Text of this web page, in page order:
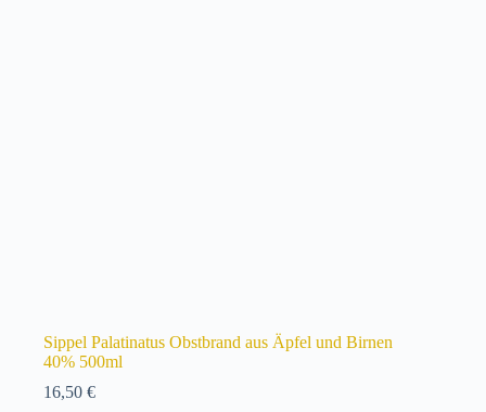
Sippel Palatinatus Obstbrand aus Äpfel und Birnen
40% 500ml
16,50 €